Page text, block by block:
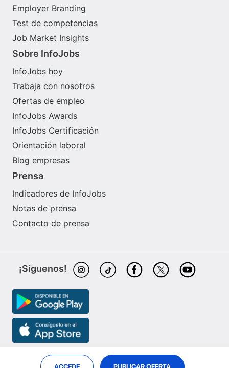
Employer Branding
Test de competencias
Job Market Insights
Sobre InfoJobs
InfoJobs hoy
Trabaja con nosotros
Ofertas de empleo
InfoJobs Awards
InfoJobs Certificación
Orientación laboral
Blog empresas
Prensa
Indicadores de InfoJobs
Notas de prensa
Contacto de prensa
¡Síguenos!